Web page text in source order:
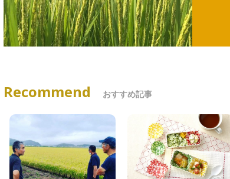
Recommend おすすめ記事